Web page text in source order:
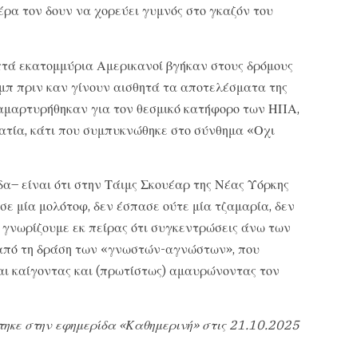
τον δουν να χορεύει γυμνός στο γκαζόν του
εκατομμύρια Αμερικανοί βγήκαν στους δρόμους
πριν καν γίνουν αισθητά τα αποτελέσματα της
για τον θεσμικό κατήφορο των ΗΠΑ,
κάτι που συμπυκνώθηκε στο σύνθημα «Οχι
είναι ότι στην Τάιμς Σκουέαρ της Νέας Υόρκης
μία μολότοφ, δεν έσπασε ούτε μία τζαμαρία, δεν
εκ πείρας ότι συγκεντρώσεις άνω των
τη δράση των «γνωστών-αγνώστων», που
καίγοντας και (πρωτίστως) αμαυρώνοντας τον
στην εφημερίδα «Καθημερινή» στις 21.10.2025